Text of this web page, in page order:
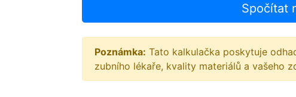
Spočítat
Poznámka: Tato kalkulačka poskytuje
zubního lékaře, kvality materiálů a vašeho